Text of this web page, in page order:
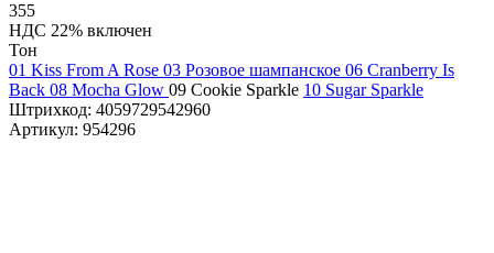
355
НДС 22% включен
Тон
01 Kiss From A Rose 03 Розовое шампанское 06 Cranberry Is
Back 08 Mocha Glow 09 Cookie Sparkle 10 Sugar Sparkle
Штрихкод: 4059729542960
Артикул: 954296